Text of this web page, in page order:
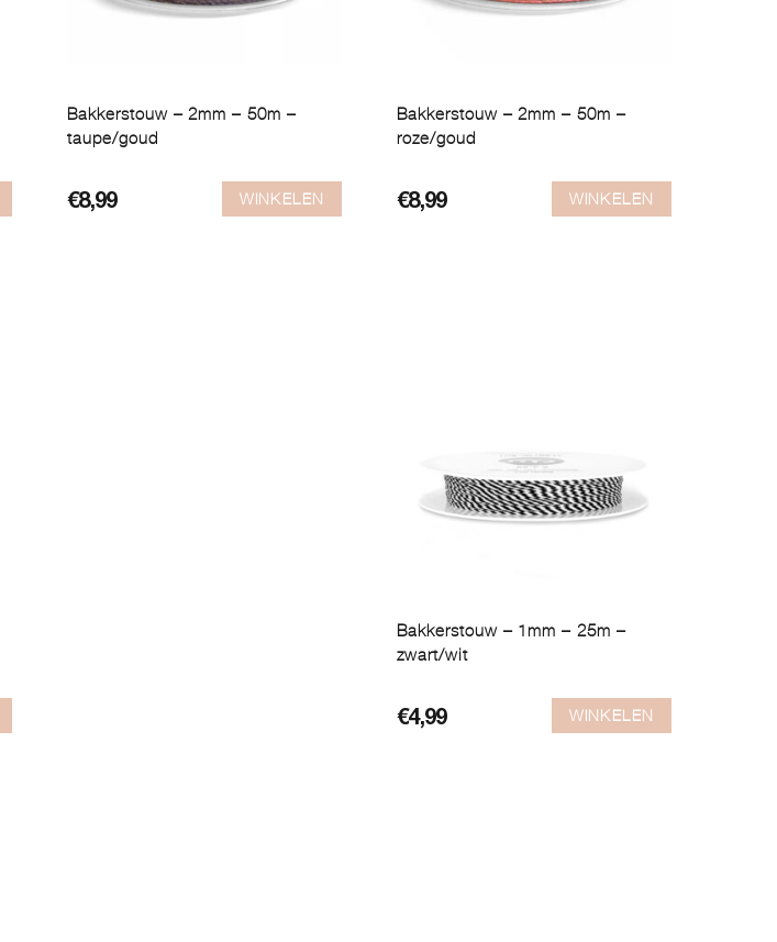
Bakkerstouw – 2mm – 50m –
taupe/goud
€8,99 WINKELEN
Bakkerstouw – 2mm – 50m –
roze/goud
€8,99 WINKELEN
Bakkerstouw – 1mm – 25m –
zwart/wit
€4,99 WINKELEN